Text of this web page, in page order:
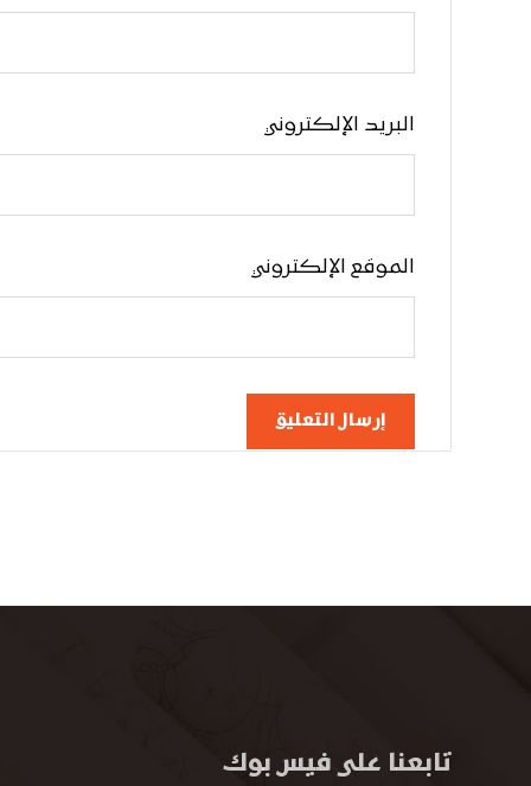
البريد الإلكتروني
الموقع الإلكتروني
إرسال التعليق
تابعنا على فيس بوك